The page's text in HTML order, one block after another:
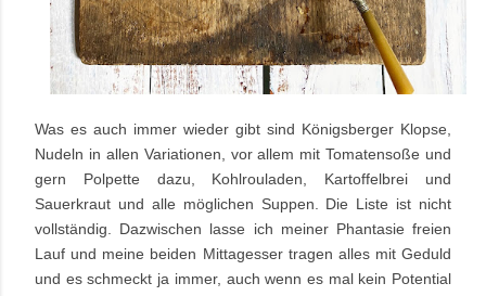
Was es auch immer wieder gibt sind Königsberger Klopse,
Nudeln in allen Variationen, vor allem mit Tomatensoße und
gern Polpette dazu, Kohlrouladen, Kartoffelbrei und
Sauerkraut und alle möglichen Suppen. Die Liste ist nicht
vollständig. Dazwischen lasse ich meiner Phantasie freien
Lauf und meine beiden Mittagesser tragen alles mit Geduld
und es schmeckt ja immer, auch wenn es mal kein Potential